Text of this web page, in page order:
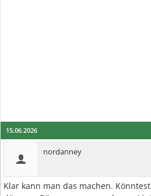
15.06.2026
nordanney
Klar kann man das machen.